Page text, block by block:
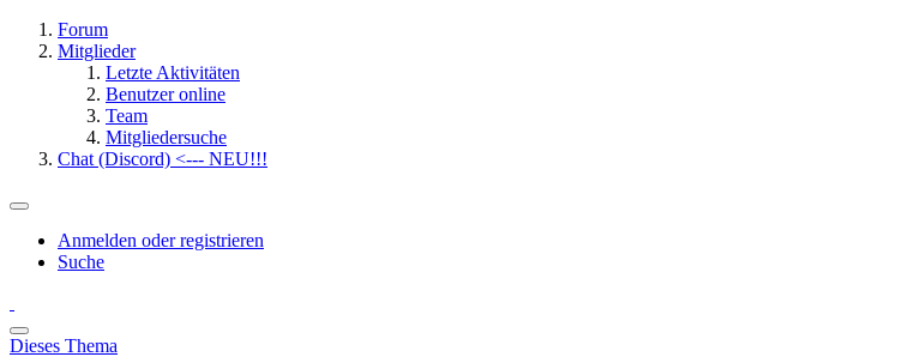
Forum
Mitglieder
Letzte Aktivitäten
Benutzer online
Team
Mitgliedersuche
Chat (Discord) <--- NEU!!!
Anmelden oder registrieren
Suche
Dieses Thema